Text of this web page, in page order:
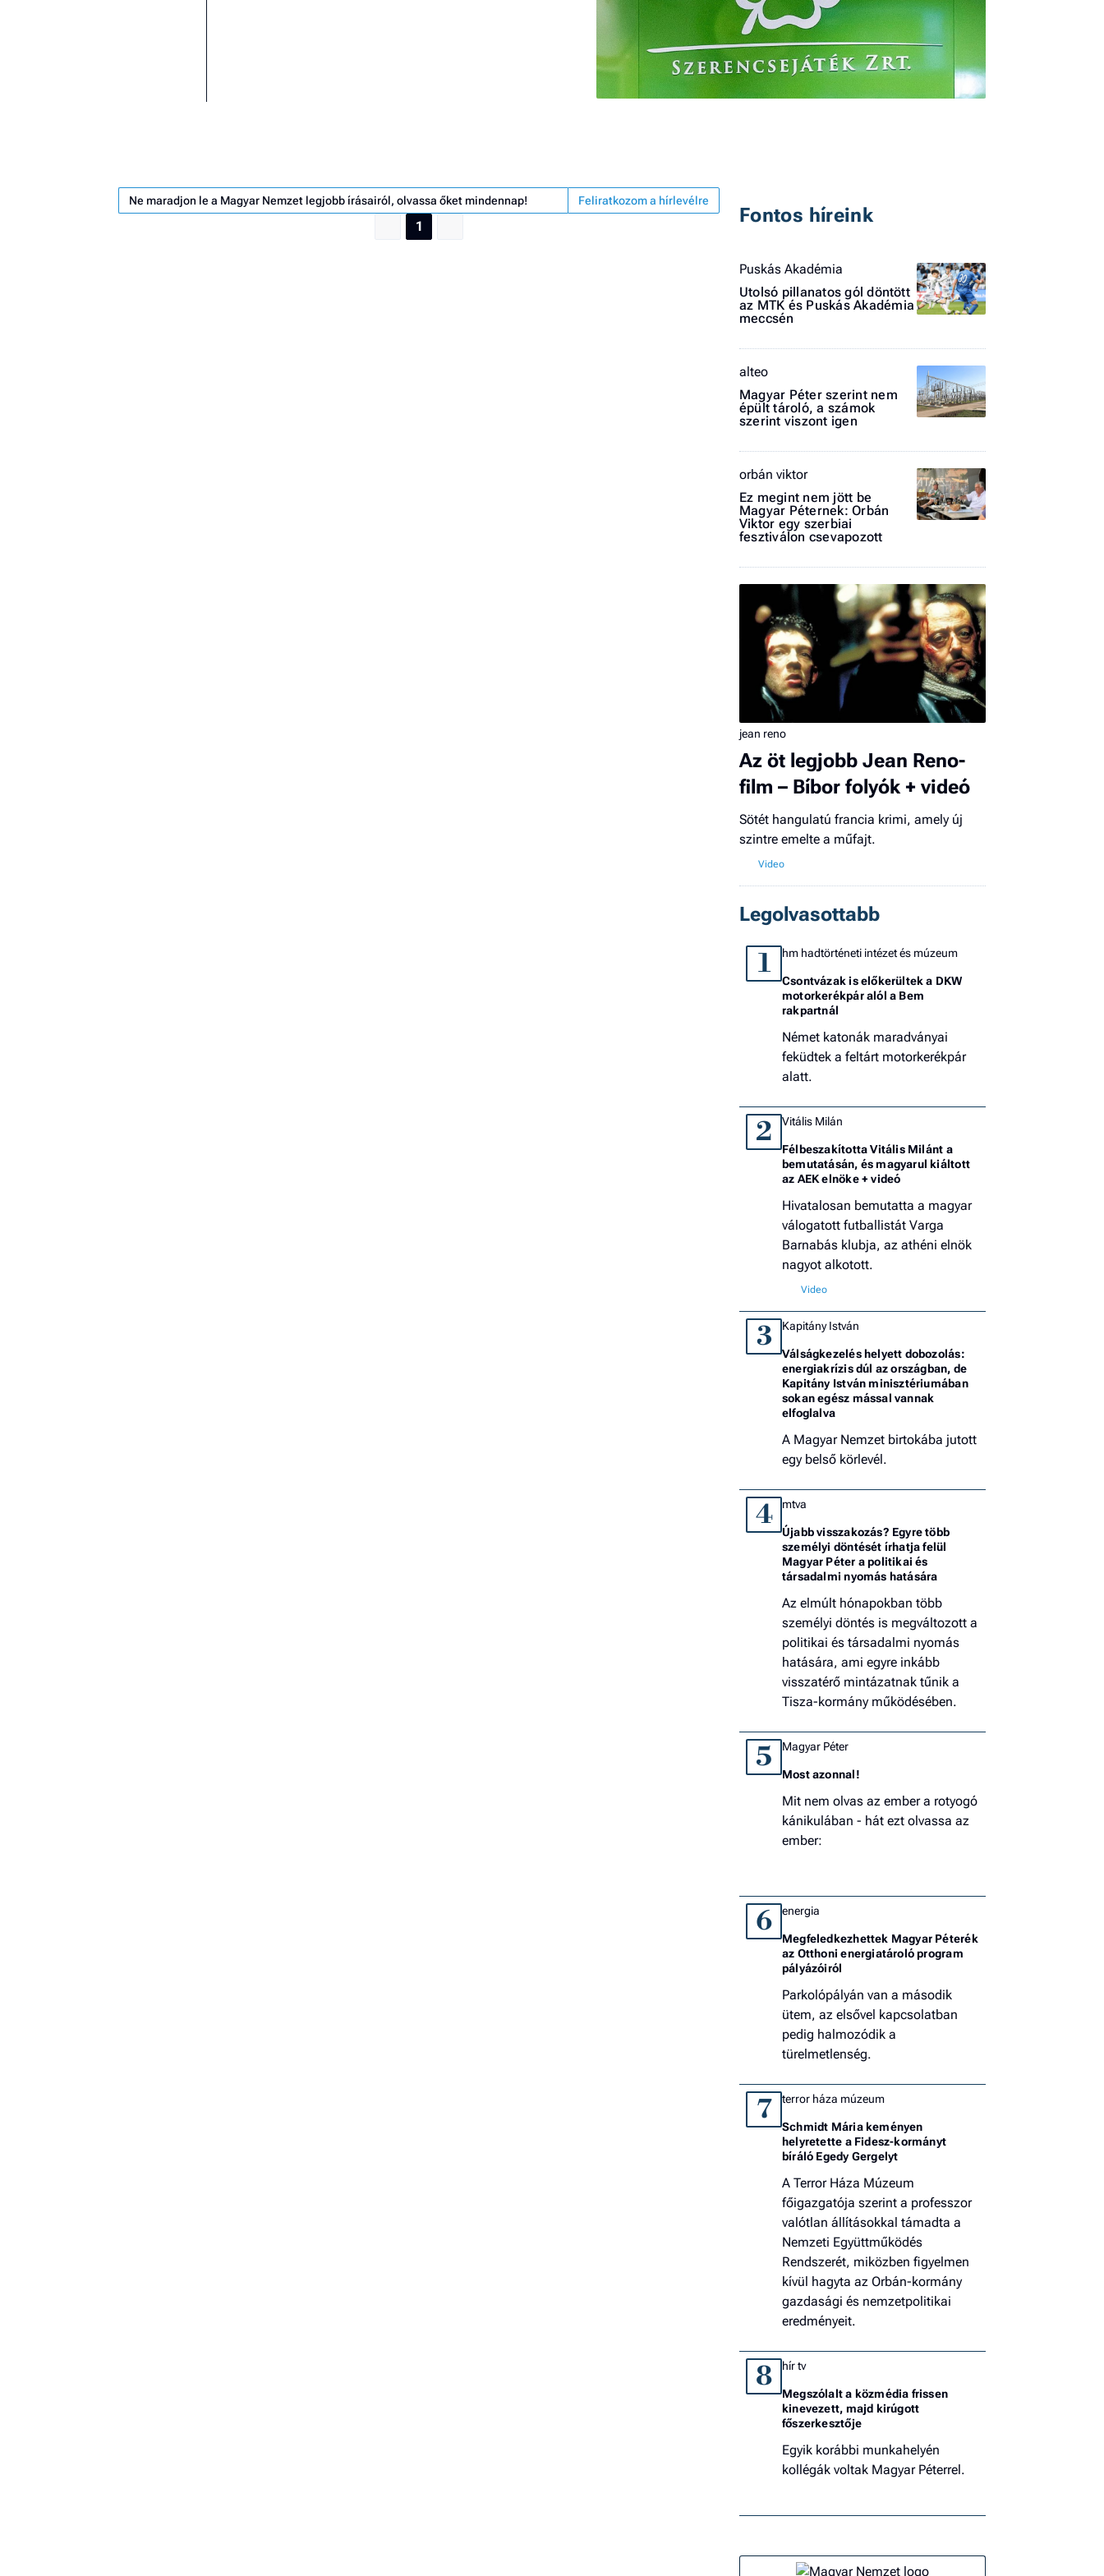
Ne maradjon le a Magyar Nemzet legjobb írásairól, olvassa őket mindennap! Feliratkozom a hírlevélre
1 Fontos híreink
Puskás Akadémia
Utolsó pillanatos gól döntött
az MTK és Puskás Akadémia
meccsén
alteo
Magyar Péter szerint nem
épült tároló, a számok
szerint viszont igen
orbán viktor
Ez megint nem jött be
Magyar Péternek: Orbán
Viktor egy szerbiai
fesztiválon csevapozott
jean reno
Az öt legjobb Jean Reno-
film – Bíbor folyók + videó
Sötét hangulatú francia krimi, amely új
szintre emelte a műfajt.
Legolvasottabb
1 hm hadtörténeti intézet és múzeum
Csontvázak is előkerültek a DKW
motorkerékpár alól a Bem
rakpartnál
Német katonák maradványai
feküdtek a feltárt motorkerékpár
alatt.
2 Vitális Milán
Félbeszakította Vitális Milánt a
bemutatásán, és magyarul kiáltott
az AEK elnöke + videó
Hivatalosan bemutatta a magyar
válogatott futballistát Varga
Barnabás klubja, az athéni elnök
nagyot alkotott.
3 Kapitány István
Válságkezelés helyett dobozolás:
energiakrízis dúl az országban, de
Kapitány István minisztériumában
sokan egész mással vannak
elfoglalva
A Magyar Nemzet birtokába jutott
egy belső körlevél.
4 mtva
Újabb visszakozás? Egyre több
személyi döntését írhatja felül
Magyar Péter a politikai és
társadalmi nyomás hatására
Az elmúlt hónapokban több
személyi döntés is megváltozott a
politikai és társadalmi nyomás
hatására, ami egyre inkább
visszatérő mintázatnak tűnik a
Tisza-kormány működésében.
5 Magyar Péter
Most azonnal!
Mit nem olvas az ember a rotyogó
kánikulában - hát ezt olvassa az
ember:
6 energia
Megfeledkezhettek Magyar Péterék
az Otthoni energiatároló program
pályázóiról
Parkolópályán van a második
ütem, az elsővel kapcsolatban
pedig halmozódik a
türelmetlenség.
7 terror háza múzeum
Schmidt Mária keményen
helyretette a Fidesz-kormányt
bíráló Egedy Gergelyt
A Terror Háza Múzeum
főigazgatója szerint a professzor
valótlan állításokkal támadta a
Nemzeti Együttműködés
Rendszerét, miközben figyelmen
kívül hagyta az Orbán-kormány
gazdasági és nemzetpolitikai
eredményeit.
8 hír tv
Megszólalt a közmédia frissen
kinevezett, majd kirúgott
főszerkesztője
Egyik korábbi munkahelyén
kollégák voltak Magyar Péterrel.